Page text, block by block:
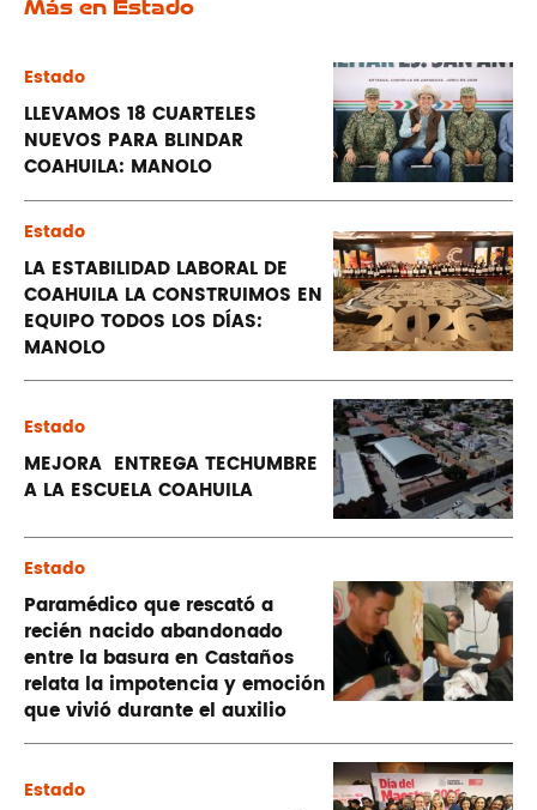
Más en Estado
Estado
LLEVAMOS 18 CUARTELES
NUEVOS PARA BLINDAR
COAHUILA: MANOLO
Estado
LA ESTABILIDAD LABORAL DE
COAHUILA LA CONSTRUIMOS EN
EQUIPO TODOS LOS DÍAS:
MANOLO
Estado
MEJORA ENTREGA TECHUMBRE
A LA ESCUELA COAHUILA
Estado
Paramédico que rescató a
recién nacido abandonado
entre la basura en Castaños
relata la impotencia y emoción
que vivió durante el auxilio
Estado